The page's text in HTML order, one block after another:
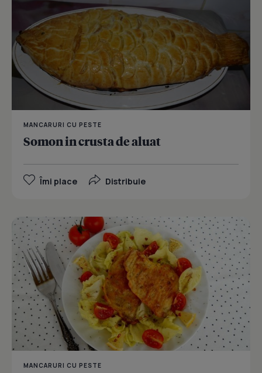
MANCARURI CU PESTE
Somon in crusta de aluat
Îmi place Distribuie
MANCARURI CU PESTE